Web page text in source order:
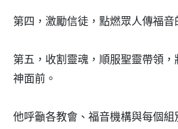
第四，激勵信徒，點燃眾人傳福音
第五，收割靈魂，順服聖靈帶領，
神面前。
他呼籲各教會、福音機構與每個組